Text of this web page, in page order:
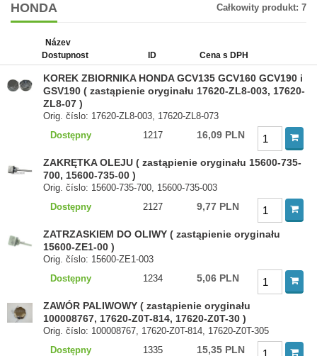
HONDA Całkowity produkt: 7
Název
Dostupnost
ID Cena s DPH
KOREK ZBIORNIKA HONDA GCV135 GCV160 GCV190 i
GSV190 ( zastąpienie oryginału 17620-ZL8-003, 17620-
ZL8-07 )
Orig. číslo: 17620-ZL8-003, 17620-ZL8-073
Dostępny
1217 16,09 PLN
ZAKRĘTKA OLEJU ( zastąpienie oryginału 15600-735-
700, 15600-735-00 )
Orig. číslo: 15600-735-700, 15600-735-003
Dostępny
2127 9,77 PLN
ZATRZASKIEM DO OLIWY ( zastąpienie oryginału
15600-ZE1-00 )
Orig. číslo: 15600-ZE1-003
Dostępny
1234 5,06 PLN
ZAWÓR PALIWOWY ( zastąpienie oryginału
100008767, 17620-Z0T-814, 17620-Z0T-30 )
Orig. číslo: 100008767, 17620-Z0T-814, 17620-Z0T-305
Dostępny
1335 15,35 PLN